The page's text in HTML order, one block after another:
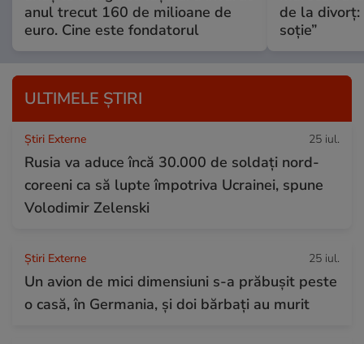
anul trecut 160 de milioane de
euro. Cine este fondatorul
de la divorț:
soție”
ULTIMELE ȘTIRI
Știri Externe 25 iul.
Rusia va aduce încă 30.000 de soldaţi nord-
coreeni ca să lupte împotriva Ucrainei, spune
Volodimir Zelenski
Știri Externe 25 iul.
Un avion de mici dimensiuni s-a prăbușit peste
o casă, în Germania, și doi bărbați au murit